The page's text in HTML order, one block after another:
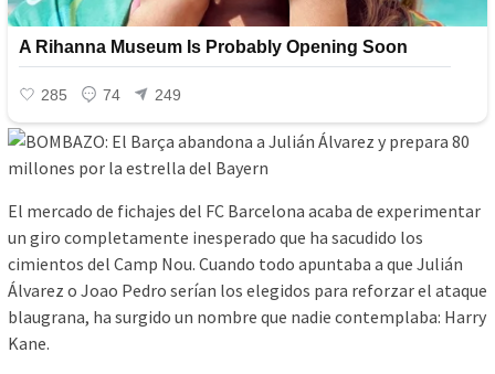
El mercado de fichajes del FC Barcelona acaba de experimentar
un giro completamente inesperado que ha sacudido los
cimientos del Camp Nou. Cuando todo apuntaba a que Julián
Álvarez o Joao Pedro serían los elegidos para reforzar el ataque
blaugrana, ha surgido un nombre que nadie contemplaba: Harry
Kane.